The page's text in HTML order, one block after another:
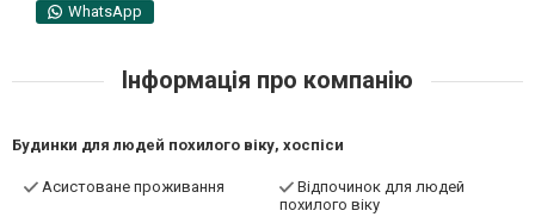
WhatsApp
Інформація про компанію
Будинки для людей похилого віку, хоспіси
Асистоване проживання
Відпочинок для людей
похилого віку